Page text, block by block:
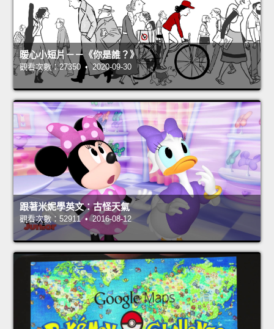
暖心小短片－－《你是誰？》
觀看次數：27350 • 2020-09-30
跟著米妮學英文：古怪天氣
觀看次數：52911 • 2016-08-12